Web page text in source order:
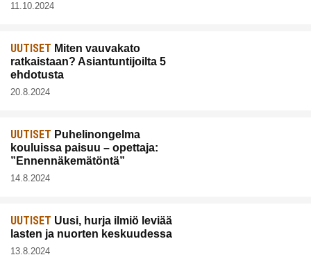
11.10.2024
UUTISET Miten vauvakato
ratkaistaan? Asiantuntijoilta 5
ehdotusta
20.8.2024
UUTISET Puhelinongelma
kouluissa paisuu – opettaja:
”Ennennäkemätöntä”
14.8.2024
UUTISET Uusi, hurja ilmiö leviää
lasten ja nuorten keskuudessa
13.8.2024